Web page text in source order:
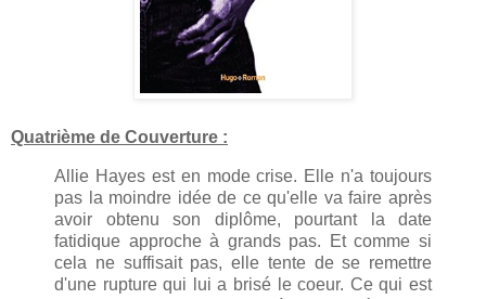
Quatrième de Couverture :
Allie Hayes est en mode crise. Elle n'a toujours
pas la moindre idée de ce qu'elle va faire après
avoir obtenu son diplôme, pourtant la date
fatidique approche à grands pas. Et comme si
cela ne suffisait pas, elle tente de se remettre
d'une rupture qui lui a brisé le coeur. Ce qui est